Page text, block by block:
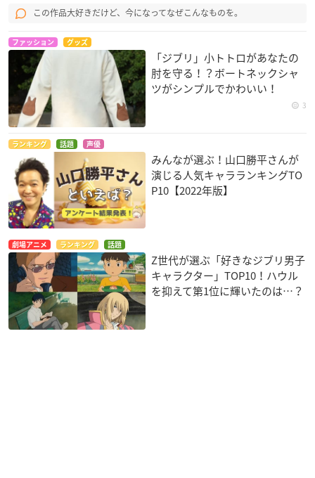
この作品大好きだけど、今になってなぜこんなものを。
ファッション グッズ
「ジブリ」小トトロがあなたの
肘を守る！？ボートネックシャ
ツがシンプルでかわいい！
3
ランキング 話題 声優
みんなが選ぶ！山口勝平さんが
演じる人気キャラランキングTO
P10【2022年版】
劇場アニメ ランキング 話題
Z世代が選ぶ「好きなジブリ男子
キャラクター」TOP10！ハウル
を抑えて第1位に輝いたのは…？